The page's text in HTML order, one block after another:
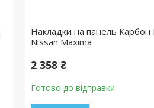
Накладки на панель Карбон
Nissan Maxima
2 358 ₴
Готово до відправки